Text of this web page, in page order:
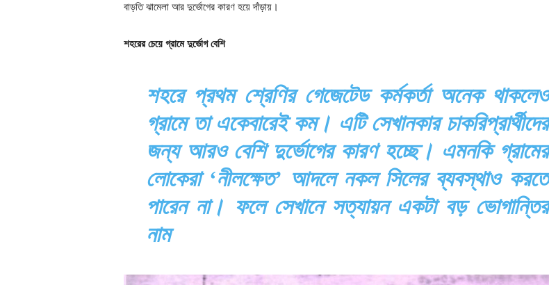
বাড়তি ঝামেলা আর দুর্ভোগের কারণ হয়ে দাঁড়ায়।
শহরের চেয়ে গ্রামে দুর্ভোগ বেশি
শহরে প্রথম শ্রেণির গেজেটেড কর্মকর্তা অনেক থাকলেও
গ্রামে তা একেবারেই কম। এটি সেখানকার চাকরিপ্রার্থীদের
জন্য আরও বেশি দুর্ভোগের কারণ হচ্ছে। এমনকি গ্রামের
লোকেরা ‘নীলক্ষেত’ আদলে নকল সিলের ব্যবস্থাও করতে
পারেন না। ফলে সেখানে সত্যায়ন একটা বড় ভোগান্তির
নাম